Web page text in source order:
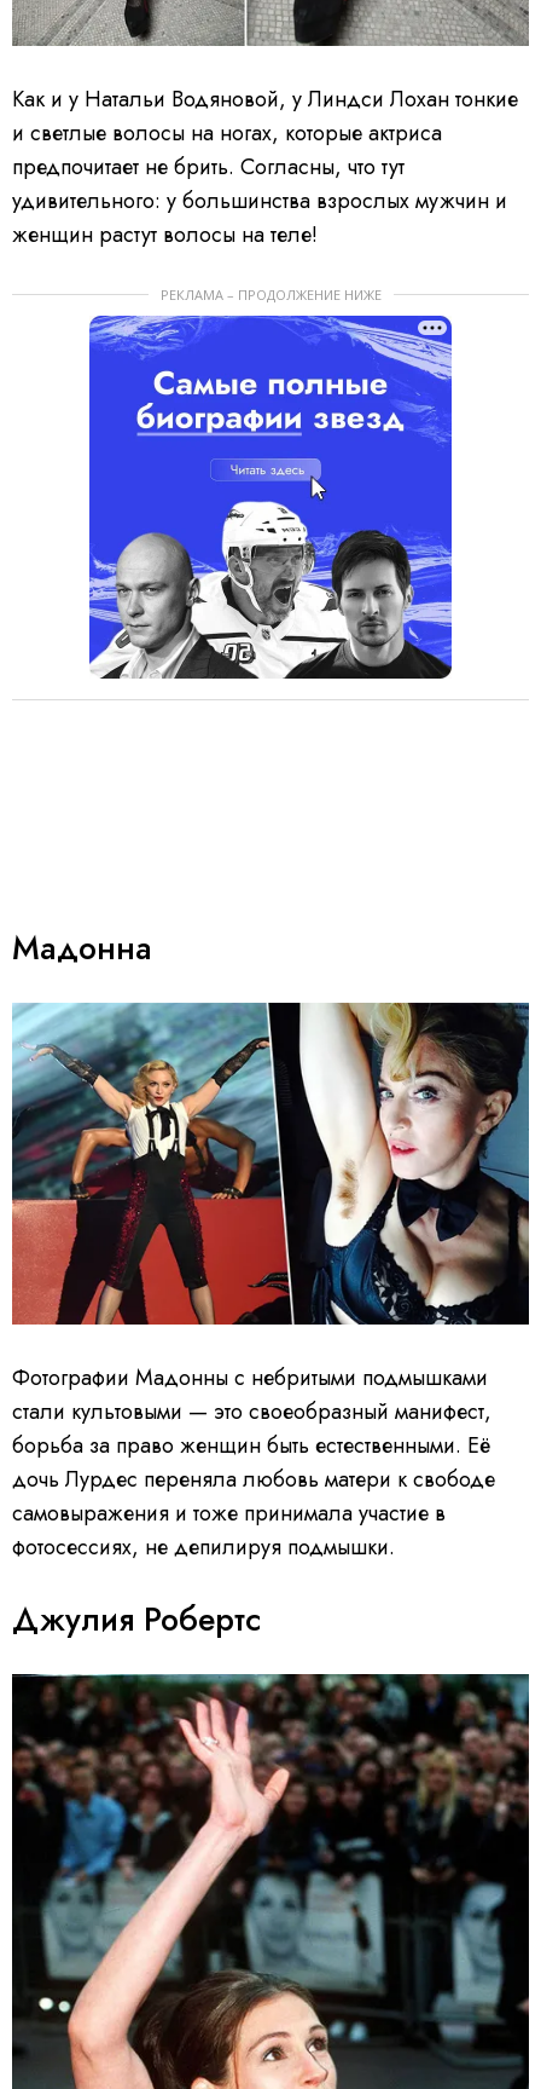
Как и у Натальи Водяновой, у Линдси Лохан тонкие
и светлые волосы на ногах, которые актриса
предпочитает не брить. Согласны, что тут
удивительного: у большинства взрослых мужчин и
женщин растут волосы на теле!
РЕКЛАМА – ПРОДОЛЖЕНИЕ НИЖЕ
Мадонна
Фотографии Мадонны с небритыми подмышками
стали культовыми — это своеобразный манифест,
борьба за право женщин быть естественными. Её
дочь Лурдес переняла любовь матери к свободе
самовыражения и тоже принимала участие в
фотосессиях, не депилируя подмышки.
Джулия Робертс